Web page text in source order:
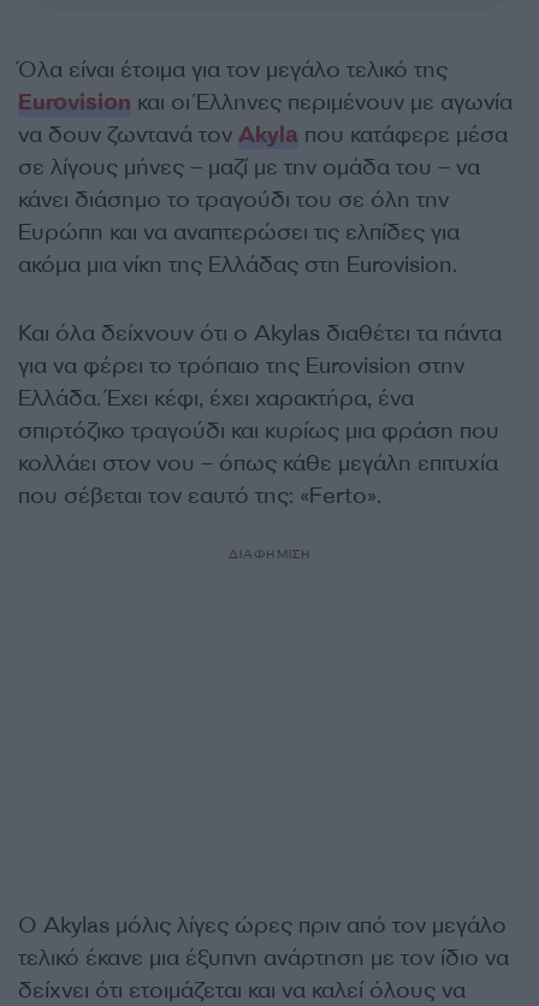
Όλα είναι έτοιμα για τον μεγάλο τελικό της
Eurovision και οι Έλληνες περιμένουν με αγωνία
να δουν ζωντανά τον Akyla που κατάφερε μέσα
σε λίγους μήνες – μαζί με την ομάδα του – να
κάνει διάσημο το τραγούδι του σε όλη την
Ευρώπη και να αναπτερώσει τις ελπίδες για
ακόμα μια νίκη της Ελλάδας στη Eurovision.
Και όλα δείχνουν ότι ο Αkylas διαθέτει τα πάντα
για να φέρει το τρόπαιο της Eurovision στην
Ελλάδα. Έχει κέφι, έχει χαρακτήρα, ένα
σπιρτόζικο τραγούδι και κυρίως μια φράση που
κολλάει στον νου – όπως κάθε μεγάλη επιτυχία
που σέβεται τον εαυτό της: «Ferto».
ΔΙΑΦΗΜΙΣΗ
Ο Akylas μόλις λίγες ώρες πριν από τον μεγάλο
τελικό έκανε μια έξυπνη ανάρτηση με τον ίδιο να
δείχνει ότι ετοιμάζεται και να καλεί όλους να